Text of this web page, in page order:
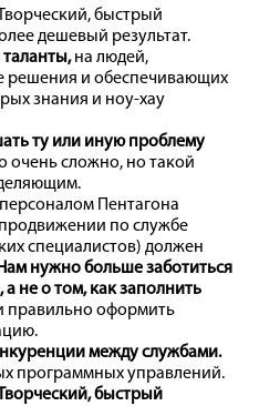
быстрый
дешевый результат.
таланты,на людей,
решения и обеспечивающих
знания и ноу-хау
ту или иную проблему
очень сложно, но такой
Пентагона
по службе
специалистов) должен
Нам нужно больше заботиться
не о том, как заполнить
правильно оформить
между службами.
программных управлений.
быстрый